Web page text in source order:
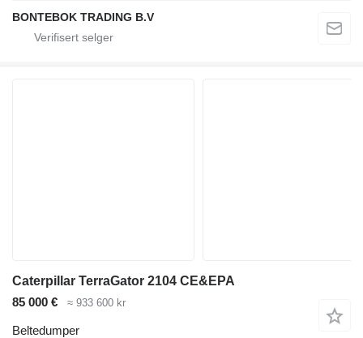
BONTEBOK TRADING B.V
Caterpillar TerraGator 2104 CE&EPA
85 000 €
≈ 933 600 kr
Beltedumper